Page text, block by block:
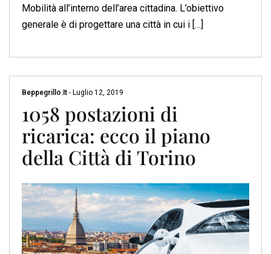
Mobilità all’interno dell’area cittadina. L’obiettivo
generale è di progettare una città in cui i […]
Beppegrillo.it - Luglio 12, 2019
1058 postazioni di
ricarica: ecco il piano
della Città di Torino